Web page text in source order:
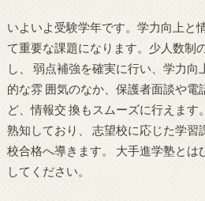
いよいよ受験学年です。学力向上と
て重要な課題になります。少人数制
し、 弱点補強を確実に行い、学力
的な雰 囲気のなか、保護者面談や電
ど、情報交 換もスムーズに行えます
熟知しており、 志望校に応じた学習
校合格へ導きます。 大手進学塾とは
してください。